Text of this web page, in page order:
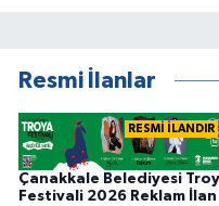
Resmi İlanlar
RESMİ İLANDIR
Çanakkale Belediyesi
Festivali 2026 Reklam İlan